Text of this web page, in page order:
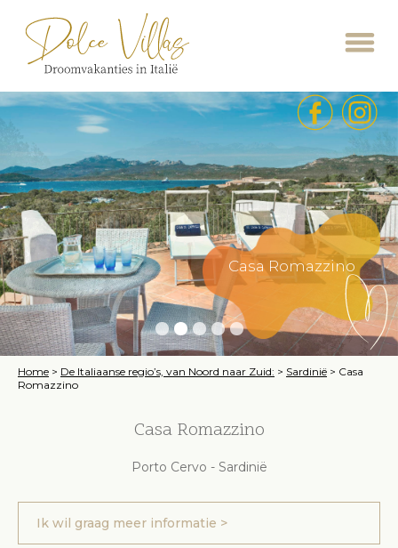
Casa Romazzino
Home > De Italiaanse regio’s, van Noord naar Zuid: > Sardinië > Casa
Romazzino
Casa Romazzino
Porto Cervo - Sardinië
Ik wil graag meer informatie >